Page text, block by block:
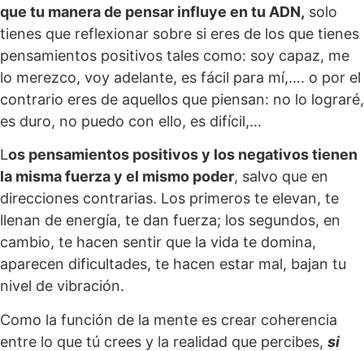
que tu manera de pensar influye en tu ADN, solo
tienes que reflexionar sobre si eres de los que tienes
pensamientos positivos tales como: soy capaz, me
lo merezco, voy adelante, es fácil para mí,…. o por el
contrario eres de aquellos que piensan: no lo lograré,
es duro, no puedo con ello, es difícil,…
Los pensamientos positivos y los negativos tienen
la misma fuerza y el mismo poder, salvo que en
direcciones contrarias. Los primeros te elevan, te
llenan de energía, te dan fuerza; los segundos, en
cambio, te hacen sentir que la vida te domina,
aparecen dificultades, te hacen estar mal, bajan tu
nivel de vibración.
Como la función de la mente es crear coherencia
entre lo que tú crees y la realidad que percibes, si